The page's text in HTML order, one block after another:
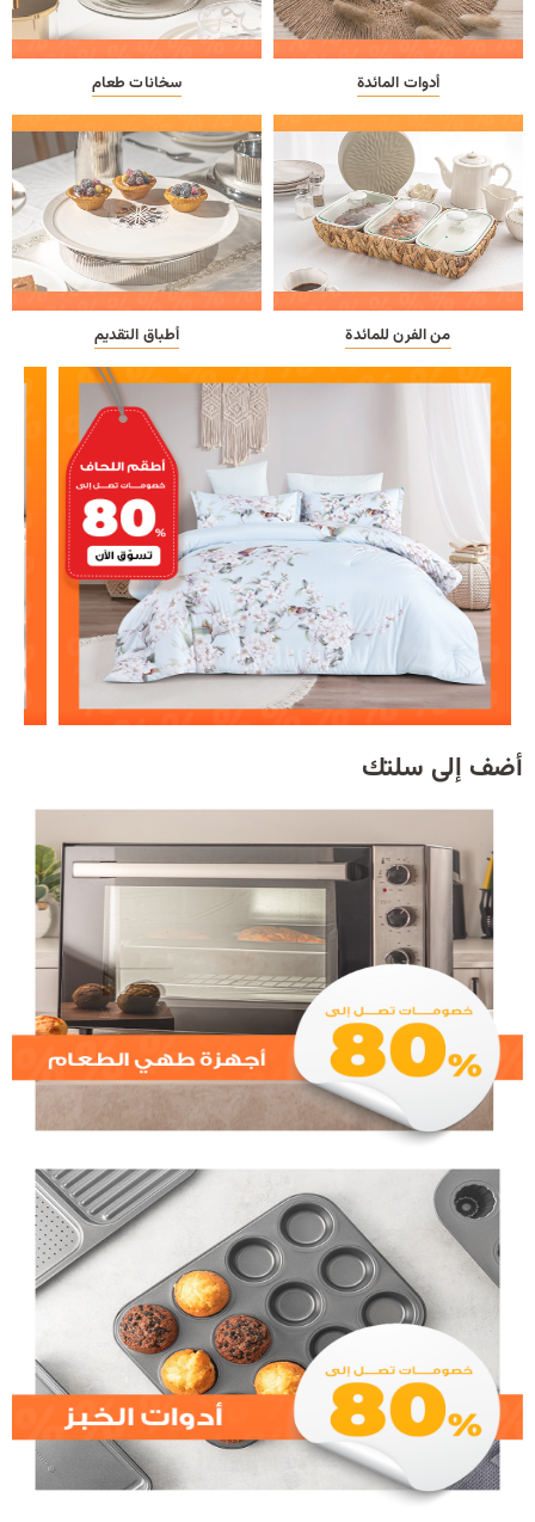
أدوات المائدة سخانات طعام
من الفرن للمائدة أطباق التقديم
أضف إلى سلتك